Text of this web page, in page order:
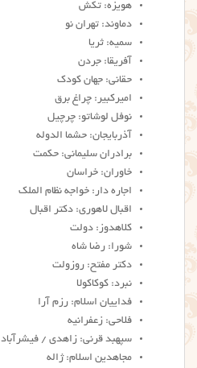
هویزه: تکش
دماوند: تهران نو
سمیه: ثریا
آفریقا: جردن
حقانی: جهان کودک
امیرکبیر: چراغ برق
نوفل لوشاتو: چرچیل
آذربایجان: حشما الدوله
برادران سلیمانی: حکمت
خاوران: خراسان
اجاره دار: خواجه نظام الملک
اقبال لاهوری: دکتر اقبال
کلاهدوز: دولت
شورا: رضا شاه
دکتر مفتح: روزولت
نبرد: کوکاکولا
فداییان اسلام: رزم آرا
فلاحی: زعفرانیه
سپهبد قرنی: زاهدی / فیشرآباد
مجاهدین اسلام: ژاله